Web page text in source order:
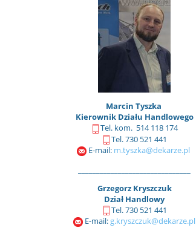
Marcin Tyszka
Kierownik Działu Handlowego
Tel. kom. 514 118 174
Tel. 730 521 441
E-mail: m.tyszka@dekarze.pl
Grzegorz Kryszczuk
Dział Handlowy
Tel. 730 521 441
E-mail: g.kryszczuk@dekarze.pl